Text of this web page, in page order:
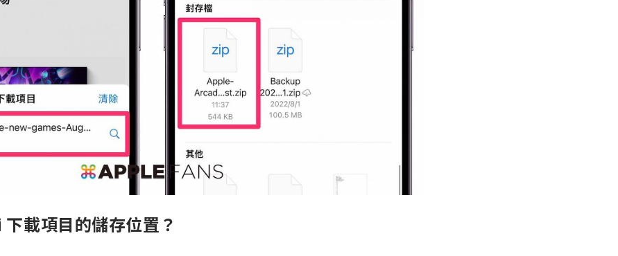
載項目的儲存位置？